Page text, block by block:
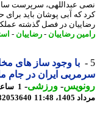
عبداللهی، سرپرست سابق
که آبی پوشان باید برای حفظ
در فصل گذشته عملکرد
رضاییان-رضاییان-
با وجود ساز های
ایران در جام
-ورزشی-
11:48
82053640